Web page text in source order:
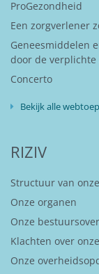
ProGezondheid
Een zorgverlener
Geneesmiddelen
door de
Concerto
Bekijk alle
RIZIV
Structuur van
Onze organen
Onze
Klachten over
Onze